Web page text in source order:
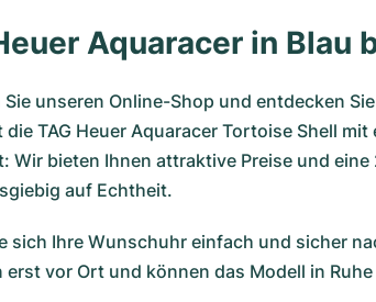
Aquaracer in Blau
Sie unseren Online-Shop und entdecken
die TAG Heuer Aquaracer Tortoise Shell
Wir bieten Ihnen attraktive Preise und
auf Echtheit.
sich Ihre Wunschuhr einfach und sicher
erst vor Ort und können das Modell in